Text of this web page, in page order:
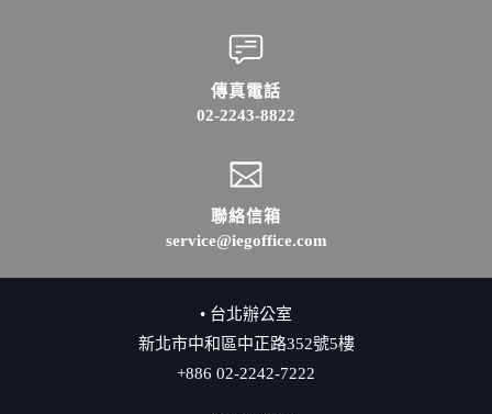
傳真電話
02-2243-8822
聯絡信箱
service@iegoffice.com
• 台北辦公室
新北市中和區中正路352號5樓
+886 02-2242-7222